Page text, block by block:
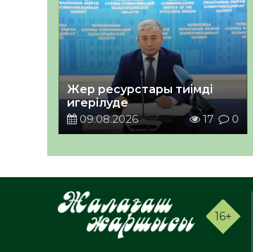
Жер ресурстары тиімді
игерілуде
09.08.2026
17 0
16+